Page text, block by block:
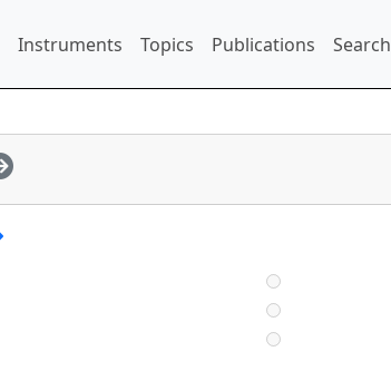
Instruments Topics Publications